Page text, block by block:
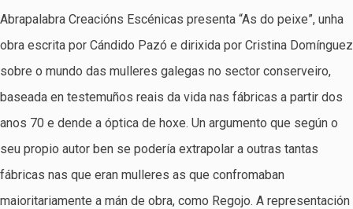
Abrapalabra Creacións Escénicas presenta “As do peixe”, unha
obra escrita por Cándido Pazó e dirixida por Cristina Domínguez
sobre o mundo das mulleres galegas no sector conserveiro,
baseada en testemuños reais da vida nas fábricas a partir dos
anos 70 e dende a óptica de hoxe. Un argumento que según o
seu propio autor ben se podería extrapolar a outras tantas
fábricas nas que eran mulleres as que confromaban
maioritariamente a mán de obra, como Regojo. A representación